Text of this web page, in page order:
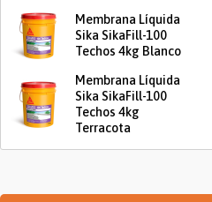
Membrana Líquida
Sika SikaFill-100
Techos 4kg Blanco
Membrana Líquida
Sika SikaFill-100
Techos 4kg
Terracota